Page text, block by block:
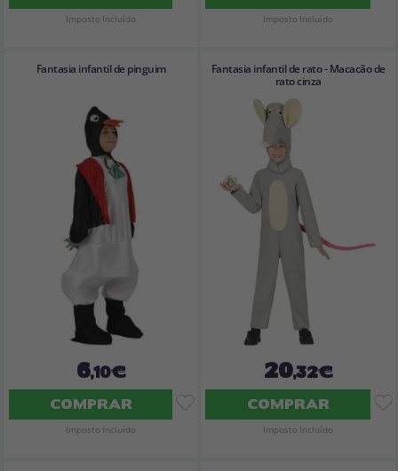
Imposto Incluído Imposto Incluído
Fantasia infantil de pinguim
6,10€
COMPRAR
Imposto Incluído
Fantasia infantil de rato - Macacão de
rato cinza
20,32€
COMPRAR
Imposto Incluído